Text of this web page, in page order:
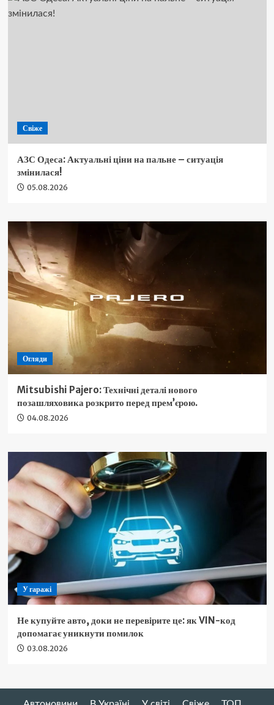
Свіже
АЗС Одеса: Актуальні ціни на пальне – ситуація
змінилася!
05.08.2026
Огляди
Mitsubishi Pajero: Технічні деталі нового
позашляховика розкрито перед прем’єрою.
04.08.2026
У гаражі
Не купуйте авто, доки не перевірите це: як VIN-код
допомагає уникнути помилок
03.08.2026